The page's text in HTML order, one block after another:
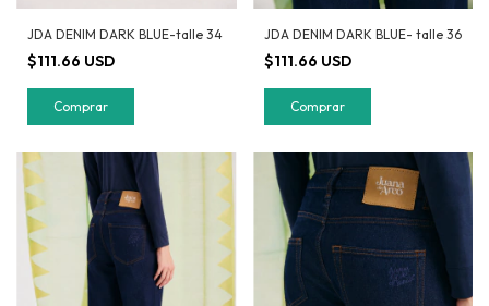
JDA DENIM DARK BLUE-talle 34
$111.66 USD
Comprar
JDA DENIM DARK BLUE- talle 36
$111.66 USD
Comprar